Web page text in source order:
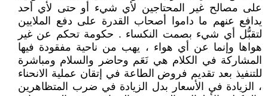
على مصالح غير المحتاجين لأي شيء أو حتى لأي أحد
يدافع عنهم ما داموا أصحاب القدرة على دفع الملايين
لتقبُّل أي شيء بصمت النكساء . حكومة تحكم عن غير
هواها وإنما عن أي هواء ، يهب من ناحية مفقودة فيها
المشاركة في الكلام هي نَعَم وحاضر والسلام ومباشرة
للتنفيذ بعد تقديم فروض الطاعة في إتقان عملية الانحناء
، الزيادة في الأسعار بدل الزيادة في ضرب المتظاهرين